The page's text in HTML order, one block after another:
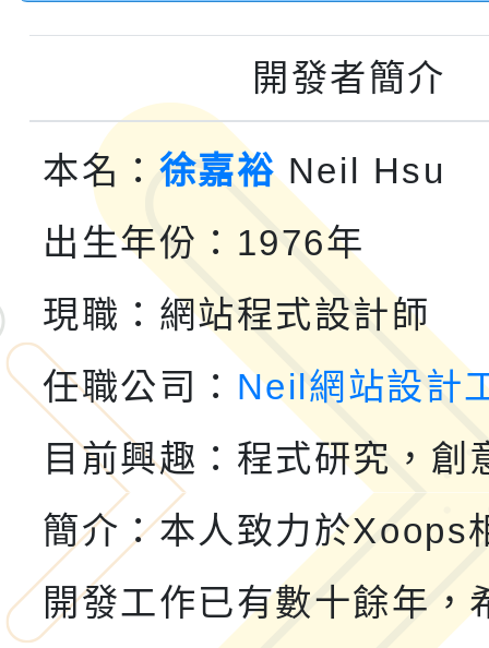
「2026年『王牌愛／
運動系列徵選頒獎典禮
成果展」
2026城鎮韌性防空演習
桃園市大溪自造教育及
年八月份教師研習
社團法人台灣公益團體
理「金融基礎教育教材
小桃家8月課程資訊
文化大學《TA101》溝
認證課程
轉知桃園市政府交通局
共運輸服務，鼓勵民眾
桃「我的減碳存摺2.0
案，詳如說明，請參閱
115年第二屆全國原住
2026年新北亞洲盃暨
鐵人三項錦標賽
桃園市115學年度學生
開發者簡介
本名： 徐嘉裕Neil Hsu
出生年份：1976年
現職：網站程式設計師
任職公司： Neil網站設計
目前興趣：程式研究，創
簡介：本人致力於Xoops
開發工作已有數十餘年，